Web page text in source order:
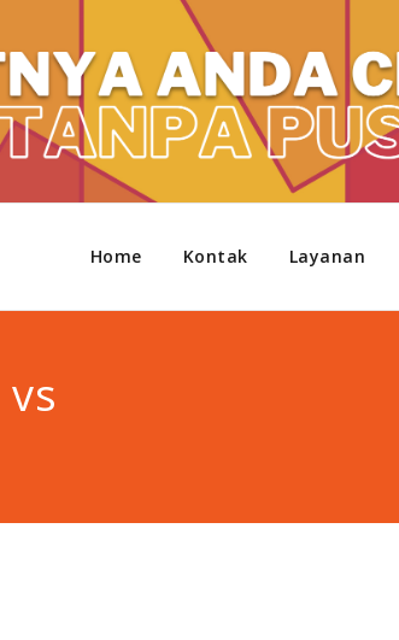
Home Kontak Layanan